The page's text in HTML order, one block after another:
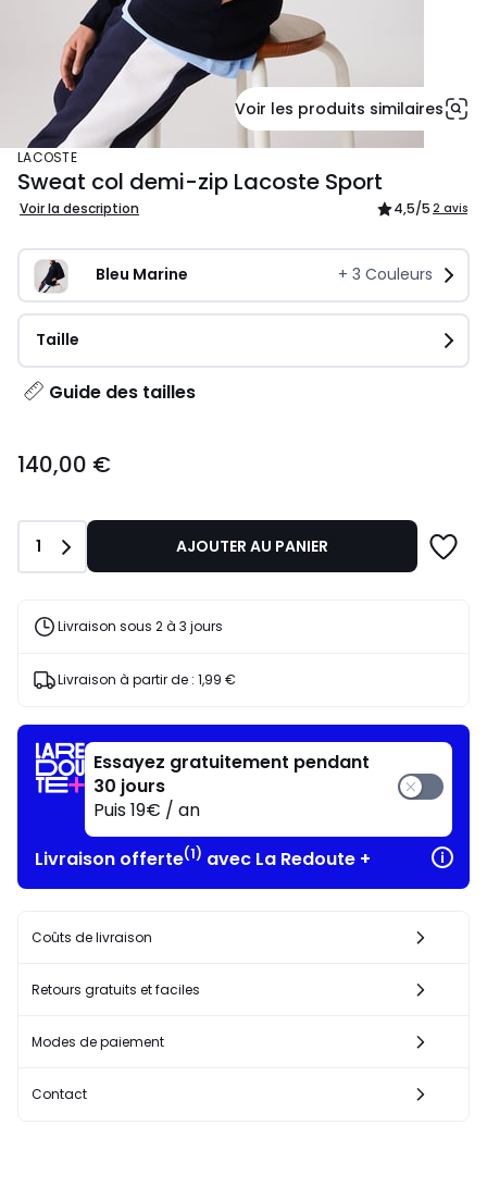
Voir les produits similaires
LACOSTE
Sweat col demi-zip Lacoste Sport
Voir la description 4,5/5 2 avis
Bleu Marine + 3 Couleurs
Taille
Guide des tailles
€.
140,00 €
Quantité
1 AJOUTER AU PANIER
Livraison sous 2 à 3 jours
Livraison à partir de : 1,99 €
Essayez gratuitement pendant
30 jours
Puis 19€ / an
Livraison offerte(1) avec La Redoute +
Coûts de livraison
Retours gratuits et faciles
Modes de paiement
Contact